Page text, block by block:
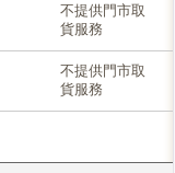
不提供門市取
貨服務
不提供門市取
貨服務